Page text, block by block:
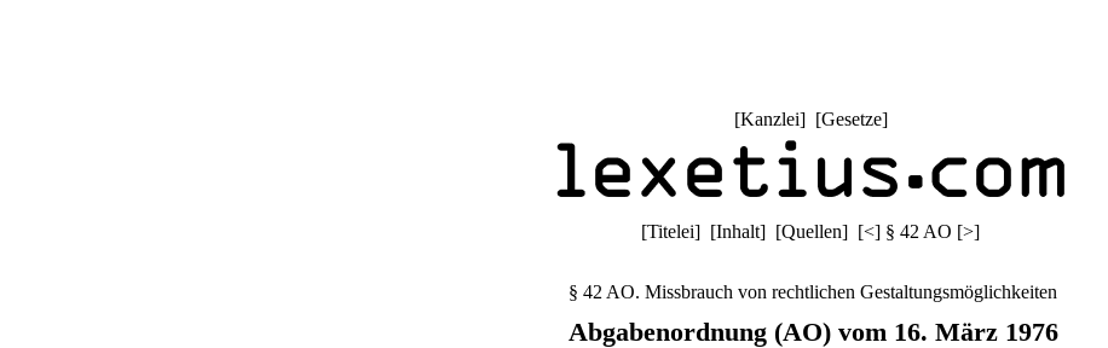
[Kanzlei] [Gesetze]
[Titelei] [Inhalt] [Quellen] [<] § 42 AO [>]
§ 42 AO. Missbrauch von rechtlichen Gestaltungsmöglichkeiten
Abgabenordnung (AO) vom 16. März 1976